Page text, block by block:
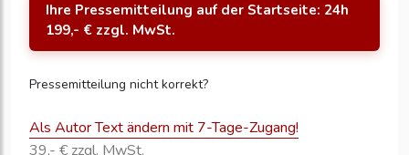
Ihre Pressemitteilung auf der Startseite: 24h
199,- € zzgl. MwSt.
Pressemitteilung nicht korrekt?
Als Autor Text ändern mit 7-Tage-Zugang!
39,- € zzgl. MwSt.